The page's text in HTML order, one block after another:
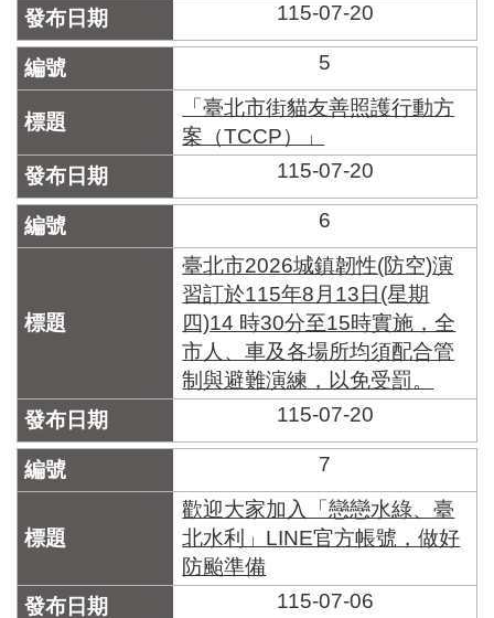
115-07-20
5
「臺北市街貓友善照護行動方
案（TCCP）」
115-07-20
6
臺北市2026城鎮韌性(防空)演
習訂於115年8月13日(星期
四)14 時30分至15時實施，全
市人、車及各場所均須配合管
制與避難演練，以免受罰。
115-07-20
7
歡迎大家加入「戀戀水綠、臺
北水利」LINE官方帳號，做好
防颱準備
115-07-06